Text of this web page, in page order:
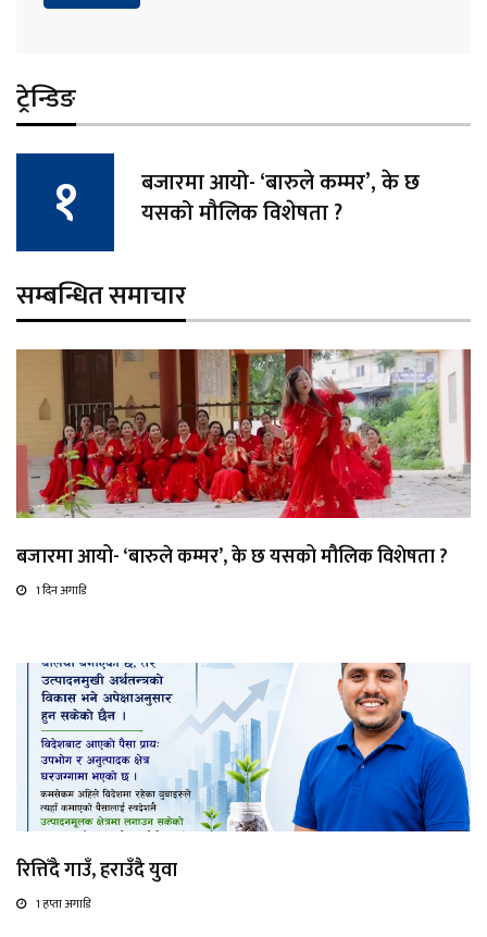
ट्रेन्डिङ
बजारमा आयो- ‘बारुले कम्मर’, के छ
यसको मौलिक विशेषता ?
सम्बन्धित समाचार
बजारमा आयो- ‘बारुले कम्मर’, के छ यसको मौलिक विशेषता ?
1 दिन अगाडि
रित्तिँदै गाउँ, हराउँदै युवा
1 हप्ता अगाडि